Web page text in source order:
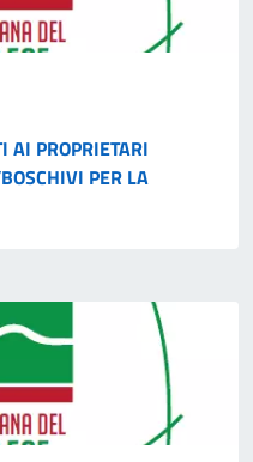
AI PROPRIETARI
PER LA